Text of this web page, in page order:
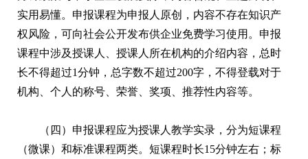
实用易懂。申报课程为申报人原创，内容不存在知识产
权风险，可向社会公开发布供企业免费学习使用。申报
课程中涉及授课人、授课人所在机构的介绍内容，总时
长不得超过1分钟，总字数不超过200字，不得登载对于
机构、个人的称号、荣誉、奖项、推荐性内容等。
（四）申报课程应为授课人教学实录，分为短课程
（微课）和标准课程两类。短课程时长15分钟左右；标